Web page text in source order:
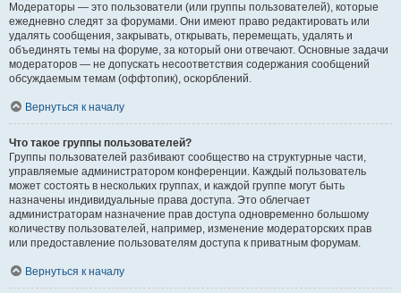
Модераторы — это пользователи (или группы пользователей), которые
ежедневно следят за форумами. Они имеют право редактировать или
удалять сообщения, закрывать, открывать, перемещать, удалять и
объединять темы на форуме, за который они отвечают. Основные задачи
модераторов — не допускать несоответствия содержания сообщений
обсуждаемым темам (оффтопик), оскорблений.
Вернуться к началу
Что такое группы пользователей?
Группы пользователей разбивают сообщество на структурные части,
управляемые администратором конференции. Каждый пользователь
может состоять в нескольких группах, и каждой группе могут быть
назначены индивидуальные права доступа. Это облегчает
администраторам назначение прав доступа одновременно большому
количеству пользователей, например, изменение модераторских прав
или предоставление пользователям доступа к приватным форумам.
Вернуться к началу